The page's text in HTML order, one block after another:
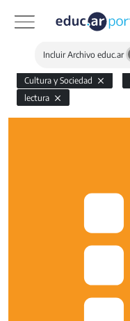
Incluir Archivo educ.ar
Cultura y Sociedad
lectura